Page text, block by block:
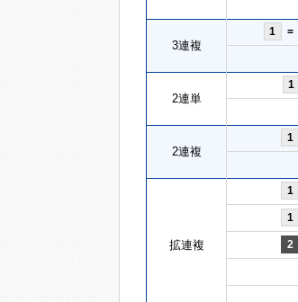
3連複
1 =
2連単
1
2連複
1
拡連複
1
1
2